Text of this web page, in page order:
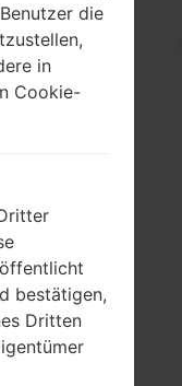
die
in
Cookie-
bestätigen,
Dritten